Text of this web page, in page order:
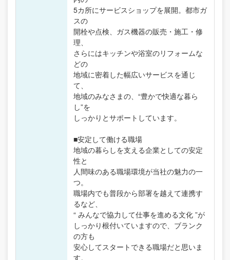
5カ所にサービスショップを展開。都市ガ
スの
開栓や点検、ガス機器の販売・施工・修
理、
さらにはキッチンや浴室のリフォームな
どの
地域に密着した幅広いサービスを通じ
て、
地域のみなさまの、“豊かで快適な暮ら
し”を
しっかりとサポートしています。
■安定して働ける職場
地域の暮らしを支える企業としての安定
性と
人間味のある職場環境が当社の魅力の一
つ。
職場内でも普段から部署を越えて連携す
るなど、
“ みんなで協力して仕事を進める文化 ”が
しっかり根付いていますので、ブランク
の方も
安心してスタートできる職場だと思いま
す。